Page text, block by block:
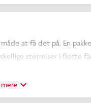
at få det på. En
størrelser i flotte